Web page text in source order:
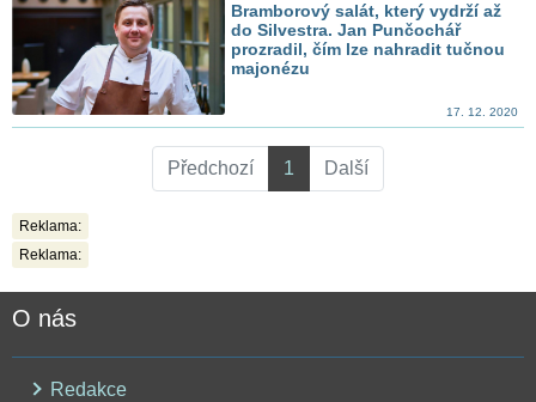
Bramborový salát, který vydrží až
do Silvestra. Jan Punčochář
prozradil, čím lze nahradit tučnou
majonézu
17. 12. 2020
Předchozí 1 Další
Reklama:
Reklama:
O nás
Redakce